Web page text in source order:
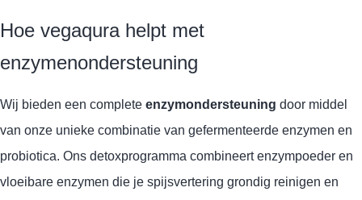
Hoe vegaqura helpt met
enzymenondersteuning
Wij bieden een complete enzymondersteuning door middel
van onze unieke combinatie van gefermenteerde enzymen en
probiotica. Ons detoxprogramma combineert enzympoeder en
vloeibare enzymen die je spijsvertering grondig reinigen en